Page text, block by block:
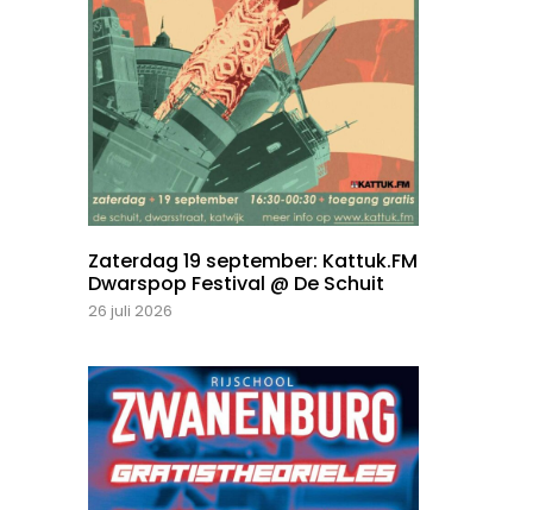
Zaterdag 19 september: Kattuk.FM
Dwarspop Festival @ De Schuit
26 juli 2026